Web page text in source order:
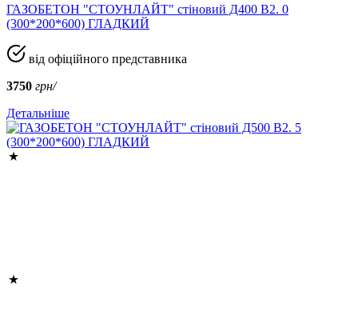
ГАЗОБЕТОН "СТОУНЛАЙТ" стіновий Д400 В2. 0
(300*200*600) ГЛАДКИЙ
від офіційного представника
3750 грн/
Детальніше